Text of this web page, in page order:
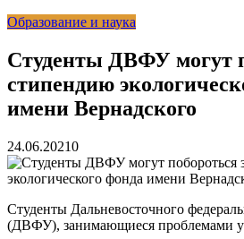
Во Владивостоке найдут хозяев
Зарядка с полицейскими, бои
во Владивостоке прошла мас...
Вельгодский Олег Николаевич
Бочин Сергей Витальевич
Ходнева Василиса Валентиновна
Аксенов Александр
Русинов Денис Александрович
Образование и наука
Студенты ДВФУ могут
стипендию
имени Вернадского
24.06.20210
Студенты Дальневосточного
(ДВФУ), занимающиеся проблемами